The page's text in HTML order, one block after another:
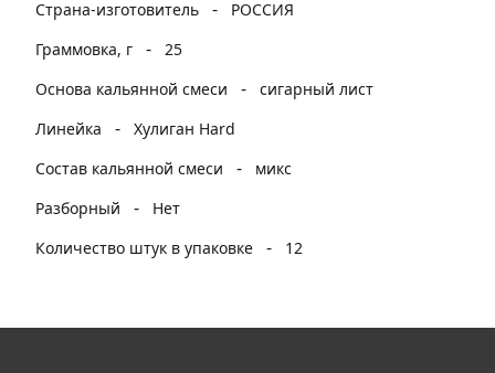
Страна-изготовитель
-
РОССИЯ
Граммовка, г
- 25
Основа кальянной смеси
- сигарный лист
Линейка
- Хулиган Hard
Состав кальянной смеси
-
микс
Разборный
-
Нет
Количество штук в упаковке
- 12